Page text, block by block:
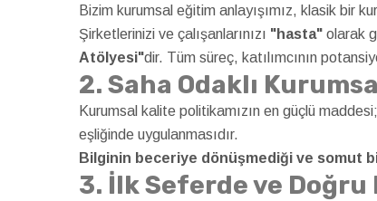
Bizim kurumsal eğitim anlayışımız, klasik bir
Şirketlerinizi ve çalışanlarınızı "hasta" olarak
Atölyesi"dir. Tüm süreç, katılımcının
2. Saha Odaklı
Kurumsal kalite politikamızın en güçlü
eşliğinde uygulanmasıdır.
Bilginin beceriye dönüşmediği ve somut
3. İlk Seferde ve Doğru